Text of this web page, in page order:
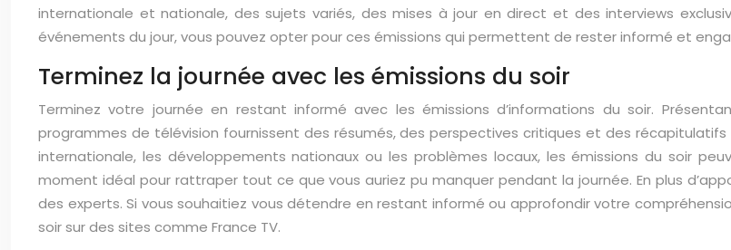
internationale et nationale, des sujets variés, des mises à jour en direct et des interviews
événements du jour, vous pouvez opter pour ces émissions qui permettent de rester informé et
Terminez la journée avec les émissions du soir
Terminez votre journée en restant informé avec les émissions d’informations du soir.
programmes de télévision fournissent des résumés, des perspectives critiques et des
internationale, les développements nationaux ou les problèmes locaux, les émissions du soir
moment idéal pour rattraper tout ce que vous auriez pu manquer pendant la journée. En plus
des experts. Si vous souhaitiez vous détendre en restant informé ou approfondir votre
soir sur des sites comme France TV.